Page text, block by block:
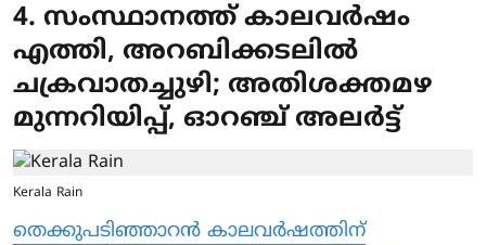
4. സംസ്ഥാനത്ത് കാലവര്‍ഷം
എത്തി, അറബിക്കടലില്‍
ചക്രവാതച്ചുഴി; അതിശക്തമഴ
മുന്നറിയിപ്പ്, ഓറഞ്ച് അലര്‍ട്ട്
Kerala Rain
തെക്കുപടിഞ്ഞാറന്‍ കാലവര്‍ഷത്തിന്